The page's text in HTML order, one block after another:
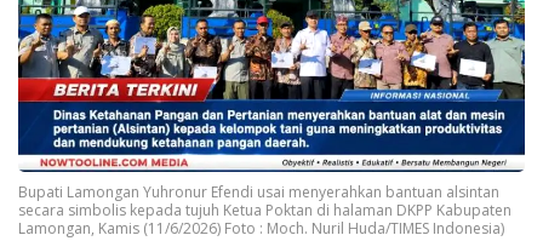
Bupati Lamongan Yuhronur Efendi usai menyerahkan bantuan alsintan
secara simbolis kepada tujuh Ketua Poktan di halaman DKPP Kabupaten
Lamongan, Kamis (11/6/2026) Foto : Moch. Nuril Huda/TIMES Indonesia)